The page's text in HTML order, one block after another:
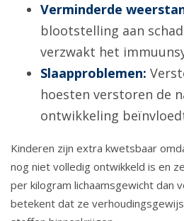
Verminderde
blootstelling aan
verzwakt het
Slaapproblemen:
hoesten verstoren de
ontwikkeling
Kinderen zijn extra kwetsbaar
nog niet volledig ontwikkeld is en
per kilogram lichaamsgewicht dan
betekent dat ze